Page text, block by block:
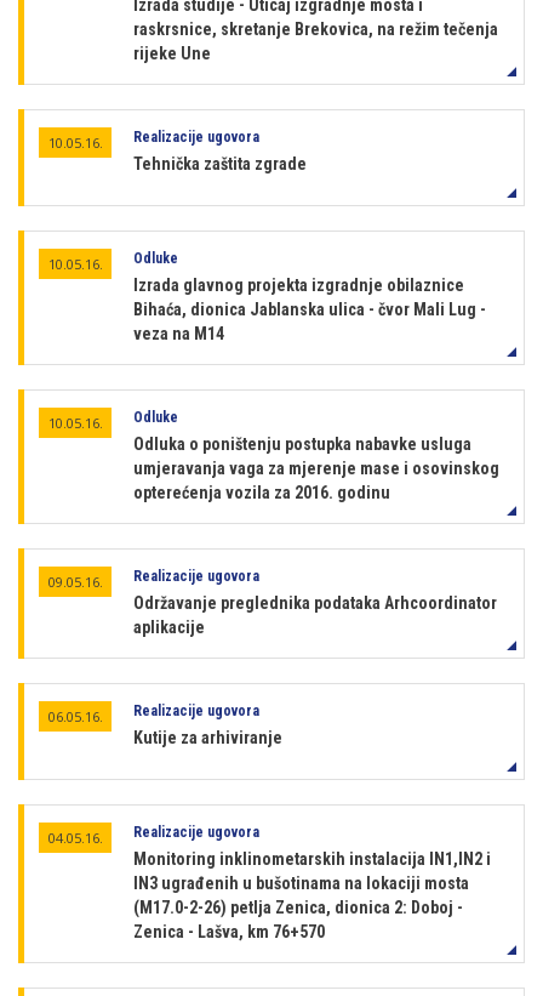
Izrada studije - Uticaj izgradnje mosta i
raskrsnice, skretanje Brekovica, na režim tečenja
rijeke Une
10.05.16. Realizacije ugovora
Tehnička zaštita zgrade
10.05.16. Odluke
Izrada glavnog projekta izgradnje obilaznice
Bihaća, dionica Jablanska ulica - čvor Mali Lug -
veza na M14
10.05.16. Odluke
Odluka o poništenju postupka nabavke usluga
umjeravanja vaga za mjerenje mase i osovinskog
opterećenja vozila za 2016. godinu
09.05.16. Realizacije ugovora
Održavanje preglednika podataka Arhcoordinator
aplikacije
06.05.16. Realizacije ugovora
Kutije za arhiviranje
04.05.16. Realizacije ugovora
Monitoring inklinometarskih instalacija IN1,IN2 i
IN3 ugrađenih u bušotinama na lokaciji mosta
(M17.0-2-26) petlja Zenica, dionica 2: Doboj -
Zenica - Lašva, km 76+570